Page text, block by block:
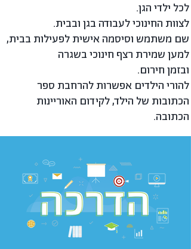
לכל ילדי הגן.
לצוות החינוכי לעבודה בגן ובבית.
שם משתמש וסיסמה אישית לפעילות בבית,
למען שמירת רצף חינוכי בשגרה
ובזמן חירום.
להורי הילדים אפשרות להרחבת ספר
הכתובות של הילד, לקידום האוריינות
הכתובה.